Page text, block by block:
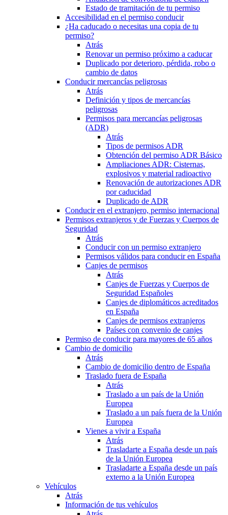
Estado de tramitación de tu permiso
Accesibilidad en el permiso conducir
¿Ha caducado o necesitas una copia de tu
permiso?
Atrás
Renovar un permiso próximo a caducar
Duplicado por deterioro, pérdida, robo o
cambio de datos
Conducir mercancías peligrosas
Atrás
Definición y tipos de mercancías
peligrosas
Permisos para mercancías peligrosas
(ADR)
Atrás
Tipos de permisos ADR
Obtención del permiso ADR Básico
Ampliaciones ADR: Cisternas,
explosivos y material radioactivo
Renovación de autorizaciones ADR
por caducidad
Duplicado de ADR
Conducir en el extranjero, permiso internacional
Permisos extranjeros y de Fuerzas y Cuerpos de
Seguridad
Atrás
Conducir con un permiso extranjero
Permisos válidos para conducir en España
Canjes de permisos
Atrás
Canjes de Fuerzas y Cuerpos de
Seguridad Españoles
Canjes de diplomáticos acreditados
en España
Canjes de permisos extranjeros
Países con convenio de canjes
Permiso de conducir para mayores de 65 años
Cambio de domicilio
Atrás
Cambio de domicilio dentro de España
Traslado fuera de España
Atrás
Traslado a un país de la Unión
Europea
Traslado a un país fuera de la Unión
Europea
Vienes a vivir a España
Atrás
Trasladarte a España desde un país
de la Unión Europea
Trasladarte a España desde un país
externo a la Unión Europea
Vehículos
Atrás
Información de tus vehículos